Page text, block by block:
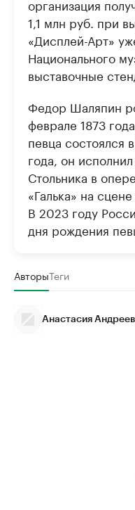
организация
1,1 млн руб. при
«Дисплей-Арт»
Национального
выставочные
Федор Шаляпин
феврале 1873
певца состоялся
года, он
Стольника в
«Галька» на
В 2023 году
дня рождения
АвторыТеги
Анастасия